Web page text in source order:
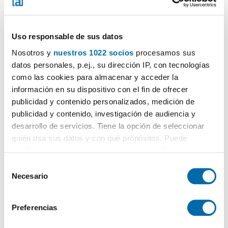
Uso responsable de sus datos
Nosotros y nuestros 1022 socios procesamos sus
datos personales, p.ej., su dirección IP, con tecnologías
como las cookies para almacenar y acceder la
información en su dispositivo con el fin de ofrecer
publicidad y contenido personalizados, medición de
publicidad y contenido, investigación de audiencia y
desarrollo de servicios. Tiene la opción de seleccionar
quién usa sus datos y con qué propósitos. Puede
el Menú de consentimiento.
Recopilar información sobre su ubicación geográfica
Necesario
Preferencias
650€
65m 1 Ch. 1 Salle de bain
Urb. Hacienda Guadalupe Alcorrín, Alcorrín, Manilva
Téléphoner
Contacter
DESTACADO